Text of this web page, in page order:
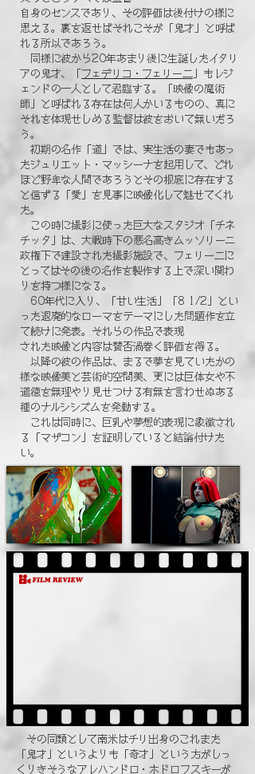
自身のセンスであり、その評価は後付けの様に
思える。裏を返せばそれこそが「鬼才」と呼ば
れる所以であろう。
同様に彼から20年あまり後に生誕したイタリ
アの鬼才、「 フェデリコ・フェリー二」もレジ
ェンドの一人として君臨する。「映像の魔術
師」と呼ばれる存在は何人かいるものの、真に
それを体現せしめる監督は彼をおいて無いだろ
う。
初期の名作「道」では、実生活の妻でもあっ
たジュリエット・マッシーナを起用して、どれ
ほど野卑な人間であろうとその根底に存在する
と信ずる「愛」を見事に映像化して魅せてくれ
た。
この時に撮影に使った巨大なスタジオ「チネ
チッタ」は、大戦時下の悪名高きムッソリーニ
政権下で建設された撮影施設で、フェリー二に
とってはその後の名作を製作する上で深い関わ
りを持つ様になる。
60年代に入り、「甘い生活」「8 1/2」とい
った退廃的なローマをテーマにした問題作を立
て続けに発表。それらの作品で表現
された映像と内容は賛否渦巻く評価を得る。
以降の彼の作品は、まるで夢を見ていたかの
様な映像美と芸術的空間美、更には巨体女や不
道徳を無理やり見せつける有無を言わせぬある
種のナルシシズムを発動する。
​ これは同時に、巨乳や夢想的表現に象徴され
る「マザコン」を証明していると結論付けた
い。
​ その同類として南米はチリ出身のこれまた
「鬼才」というよりも「奇才」という方がしっ
くりきそうなアレハンドロ・ホドロフスキーが